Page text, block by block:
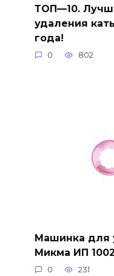
ТОП—10.
удаления
года!
0 802
Машинка для
Микма ИП 1002
0 231